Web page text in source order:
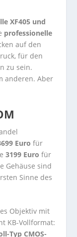
XF405 und
professionelle
auf den
für den
zu sein.
anderen. Aber
Euro für
3199 Euro für
Gehäuse sind
Sinne des
Objektiv mit
KB-Vollformat:
Typ CMOS-